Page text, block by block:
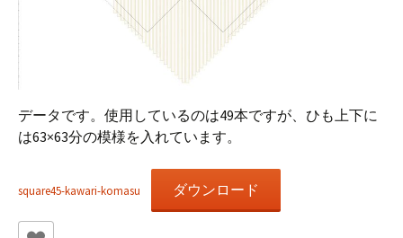
データです。使用しているのは49本ですが、ひも上下に
は63×63分の模様を入れています。
square45-kawari-komasu ダウンロード